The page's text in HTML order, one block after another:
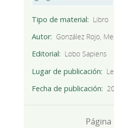
Tipo de material
Libro
Autor
González Rojo,
Editorial
Lobo Sapiens
Lugar de publicación
Fecha de publicación
Página